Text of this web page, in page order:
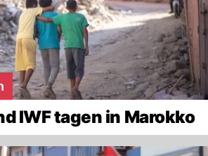
IWF tagen in Marokko